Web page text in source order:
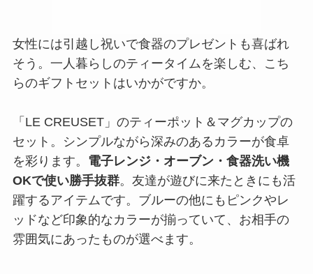
女性には引越し祝いで食器のプレゼントも喜ばれ
そう。一人暮らしのティータイムを楽しむ、こち
らのギフトセットはいかがですか。
「LE CREUSET」のティーポット＆マグカップの
セット。シンプルながら深みのあるカラーが食卓
を彩ります。 電子レンジ・オーブン・食器洗い機
OKで使い勝手抜群。友達が遊びに来たときにも活
躍するアイテムです。ブルーの他にもピンクやレ
ッドなど印象的なカラーが揃っていて、お相手の
雰囲気にあったものが選べます。